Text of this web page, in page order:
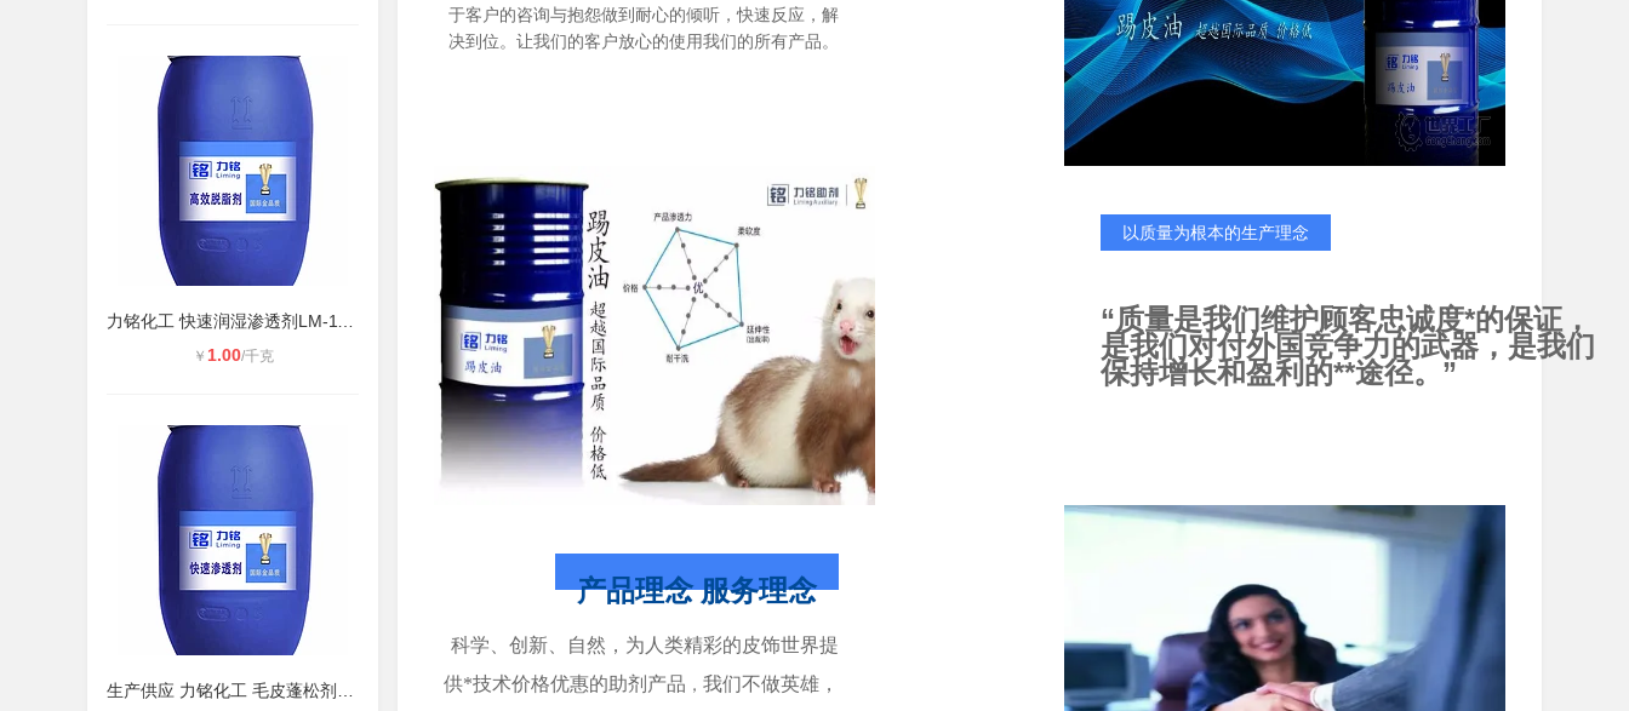
￥ 1.00/千克
于客户的咨询与抱怨做到耐心的倾听，快速反应，解
决到位。让我们的客户放心的使用我们的所有产品。
以质量为根本的生产理念
“质量是我们维护顾客忠诚度*的保证，
是我们对付外国竞争力的武器，是我们
保持增长和盈利的**途径。”
产品理念 服务理念
科学、创新、自然， 为人类精彩的皮饰世界提
供*技术价格优惠的助剂产品 ， 我们不做英雄，